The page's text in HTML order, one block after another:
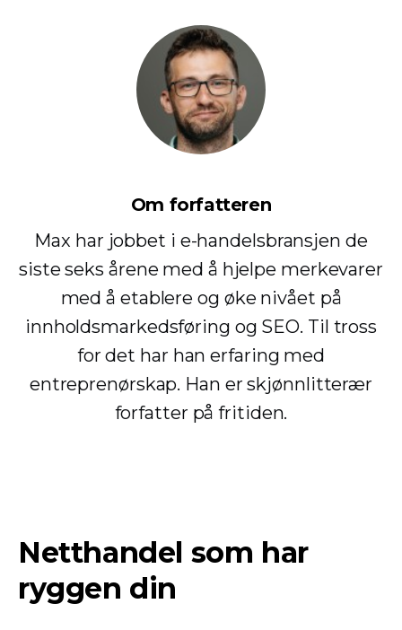
Om forfatteren
Max har jobbet i e-handelsbransjen de
siste seks årene med å hjelpe merkevarer
med å etablere og øke nivået på
innholdsmarkedsføring og SEO. Til tross
for det har han erfaring med
entreprenørskap. Han er skjønnlitterær
forfatter på fritiden.
Netthandel som har
ryggen din